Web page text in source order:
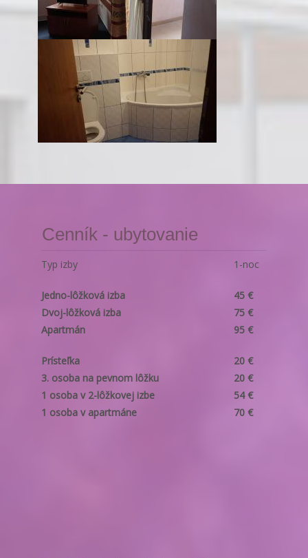
Cenník - ubytovanie
Typ izby 1-noc
Jedno-lôžková izba
Dvoj-lôžková izba
Apartmán
45 €
75 €
95 €
Prísteľka
3. osoba na pevnom lôžku
1 osoba v 2-lôžkovej izbe
1 osoba v apartmáne
20 €
20 €
54 €
70 €